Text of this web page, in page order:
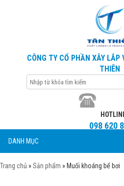
CÔNG TY CỔ PHẦN XÂY
THIÊN
098 620
DANH MỤC
Trang chủ »Sản phẩm » Muối khoáng bể bơi